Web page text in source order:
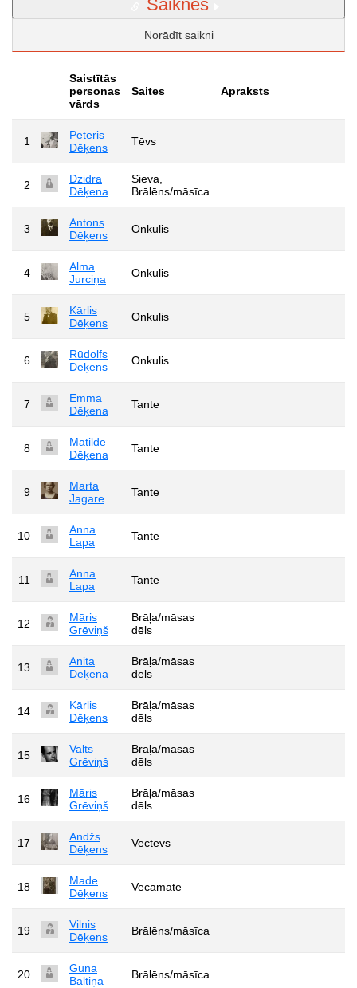
Saiknes
Norādīt saikni
Saistītās
personas
vārds
Saites Apraksts
1
Pēteris
Dēķens
Tēvs
2
Dzidra
Dēķena
Sieva,
Brālēns/māsīca
3
Antons
Dēķens
Onkulis
4
Alma
Jurciņa
Onkulis
5
Kārlis
Dēķens
Onkulis
6
Rūdolfs
Dēķens
Onkulis
7
Emma
Dēķena
Tante
8
Matilde
Dēķena
Tante
9
Marta
Jagare
Tante
10
Anna
Lapa
Tante
11
Anna
Lapa
Tante
12
Māris
Grēviņš
Brāļa/māsas
dēls
13
Anita
Dēķena
Brāļa/māsas
dēls
14
Kārlis
Dēķens
Brāļa/māsas
dēls
15
Valts
Grēviņš
Brāļa/māsas
dēls
16
Māris
Grēviņš
Brāļa/māsas
dēls
17
Andžs
Dēķens
Vectēvs
18
Made
Dēķens
Vecāmāte
19
Vilnis
Dēķens
Brālēns/māsīca
20
Guna
Baltiņa
Brālēns/māsīca